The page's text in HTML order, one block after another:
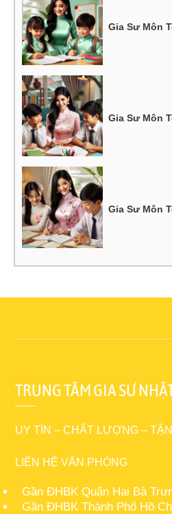
Gia Sư Môn
Gia Sư Môn
Gia Sư Môn
TRUNG TÂM GIA SƯ
UY TÍN – CHẤT LƯỢNG –
LIÊN HỆ VĂN PHÒNG
Gần ĐHBK Quận Hai Bà
Gần ĐHBK Thành Phố Hồ